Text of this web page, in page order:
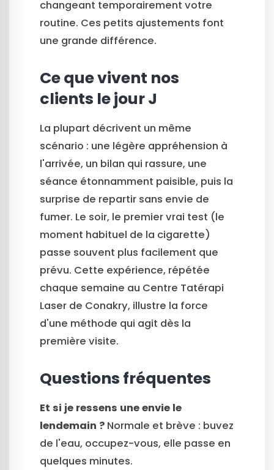
changeant temporairement votre
routine. Ces petits ajustements font
une grande différence.
Ce que vivent nos
clients le jour J
La plupart décrivent un même
scénario : une légère appréhension à
l'arrivée, un bilan qui rassure, une
séance étonnamment paisible, puis la
surprise de repartir sans envie de
fumer. Le soir, le premier vrai test (le
moment habituel de la cigarette)
passe souvent plus facilement que
prévu. Cette expérience, répétée
chaque semaine au Centre Tatérapi
Laser de Conakry, illustre la force
d'une méthode qui agit dès la
première visite.
Questions fréquentes
Et si je ressens une envie le
lendemain ? Normale et brève : buvez
de l'eau, occupez-vous, elle passe en
quelques minutes.